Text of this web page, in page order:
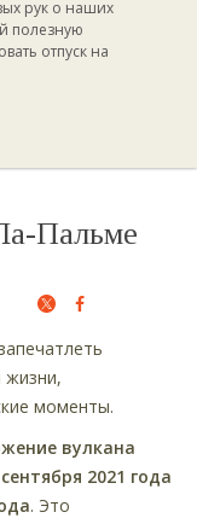
рук о наших
полезную
отпуск на
Пальме
моменты.
вулкана
2021 года
. Это